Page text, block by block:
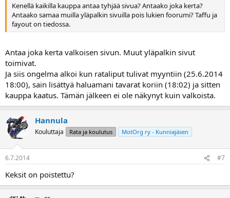
Kenellä kaikilla kauppa antaa tyhjää sivua? Antaako joka kerta?
Antaako samaa muilla yläpalkin sivuilla pois lukien foorumi? Taffu ja
fayout on tiedossa.
Antaa joka kerta valkoisen sivun. Muut yläpalkin sivut
toimivat.
Ja siis ongelma alkoi kun rataliput tulivat myyntiin (25.6.2014
18:00), sain lisättyä haluamani tavarat koriin (18:02) ja sitten
kauppa kaatus. Tämän jälkeen ei ole näkynyt kuin valkoista.
Hannula
Kouluttaja Rata ja koulutus MotOrg ry - Kunniajäsen
6.7.2014 #7
Keksit on poistettu?